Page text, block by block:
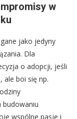
w
jako jedyny
Dla
o adopcji, jeśli
ale boi się np.
budowaniu
wspólne pasje i